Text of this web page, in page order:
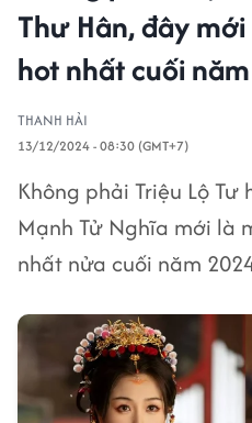
Thư Hân, đây
hot nhất cuối năm
THANH HẢI
13/12/2024 - 08:30 (GMT+7)
Không phải Triệu Lộ Tư
Mạnh Tử Nghĩa mới là
nhất nửa cuối năm